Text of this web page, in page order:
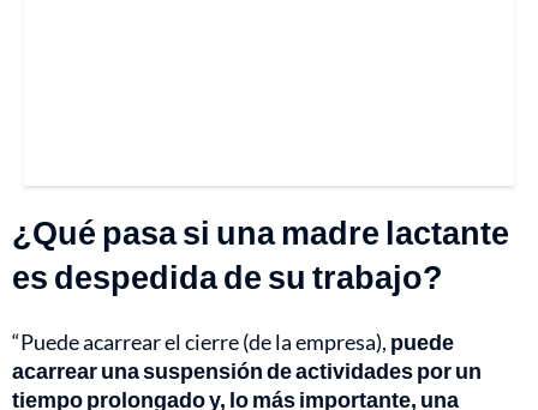
¿Qué pasa si una madre lactante
es despedida de su trabajo?
“Puede acarrear el cierre (de la empresa), puede
acarrear una suspensión de actividades por un
tiempo prolongado y, lo más importante, una